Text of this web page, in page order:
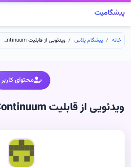
پیشگامیت
خانه پیشگام پلاس ویدئویی از قابلیت Continuum ویندوز 10 موبایل
محتوای کاربر
ویدئویی از قابلیت Continuum ویندوز 10 موبایل